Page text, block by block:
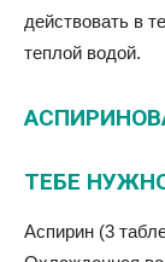
действовать в
теплой водой.
ТЕБЕ
Аспирин (3